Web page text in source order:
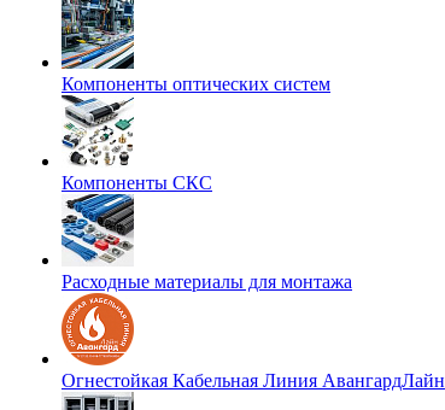
Компоненты оптических систем
Компоненты СКС
Расходные материалы для монтажа
Огнестойкая Кабельная Линия АвангардЛайн